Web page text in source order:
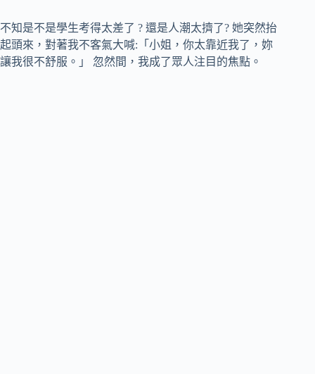
不知是不是學生考得太差了 ? 還是人潮太擠了? 她突然抬
起頭來，對著我不客氣大喊:「小姐，你太靠近我了，妳
讓我很不舒服。」 忽然間，我成了眾人注目的焦點。